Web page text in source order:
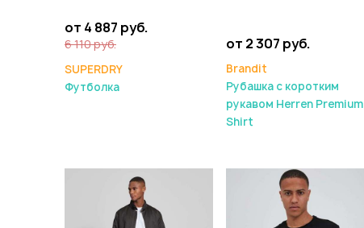
от 4 887 руб.
6 110 руб.
SUPERDRY
Футболка
от 2 307 руб.
Brandit
Рубашка с коротким
рукавом Herren Premium
Shirt